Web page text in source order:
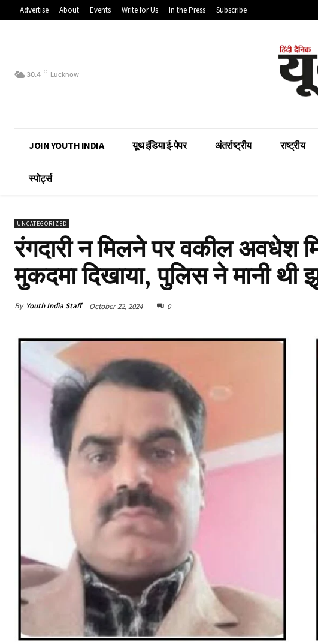
Advertise About Events Write for Us In the Press Subscribe
30.4 C Lucknow
JOIN YOUTH INDIA यूथ इंडिया ई-पेपर अंतर्राष्ट्रीय राष्ट्रीय
स्पोर्ट्स
UNCATEGORIZED
रंगदारी न मिलने पर वकील अवधेश
मुकदमा दिखाया, पुलिस ने मानी थी
By Youth India Staff October 22, 2024 0